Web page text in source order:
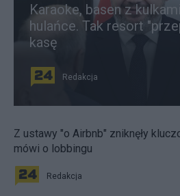
Karaoke, basen z
hulańce. Tak resort
kasę
Redakcja
Z ustawy "o Airbnb" zniknęły
mówi o lobbingu
Redakcja